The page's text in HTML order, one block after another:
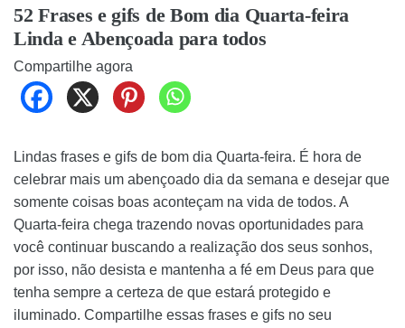
52 Frases e gifs de Bom dia Quarta-feira
Linda e Abençoada para todos
Compartilhe agora
Lindas frases e gifs de bom dia Quarta-feira. É hora de
celebrar mais um abençoado dia da semana e desejar que
somente coisas boas aconteçam na vida de todos. A
Quarta-feira chega trazendo novas oportunidades para
você continuar buscando a realização dos seus sonhos,
por isso, não desista e mantenha a fé em Deus para que
tenha sempre a certeza de que estará protegido e
iluminado. Compartilhe essas frases e gifs no seu